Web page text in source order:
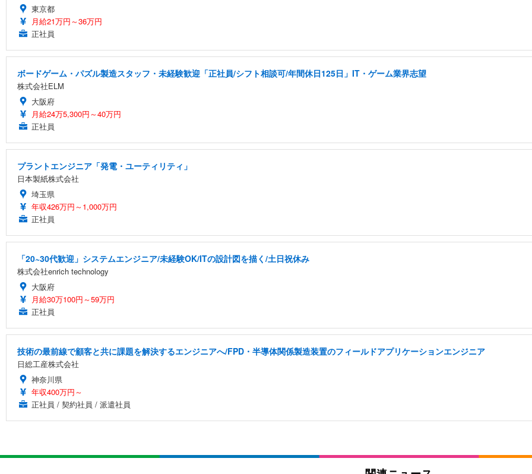
東京都
月給21万円～36万円
正社員
ボードゲーム・パズル製造スタッフ・未経験歓迎「正社員/シフト相談可/年間休日125日」IT・ゲーム業界志望
株式会社ELM
大阪府
月給24万5,300円～40万円
正社員
プラントエンジニア「発電・ユーティリティ」
日本製紙株式会社
埼玉県
年収426万円～1,000万円
正社員
「20~30代歓迎」システムエンジニア/未経験OK/ITの設計図を描く/土日祝休み
株式会社enrich technology
大阪府
月給30万100円～59万円
正社員
技術の最前線で顧客と共に課題を解決するエンジニアへ/FPD・半導体関係製造装置のフィールドアプリケーションエンジニア
日総工産株式会社
神奈川県
年収400万円～
正社員 / 契約社員 / 派遣社員